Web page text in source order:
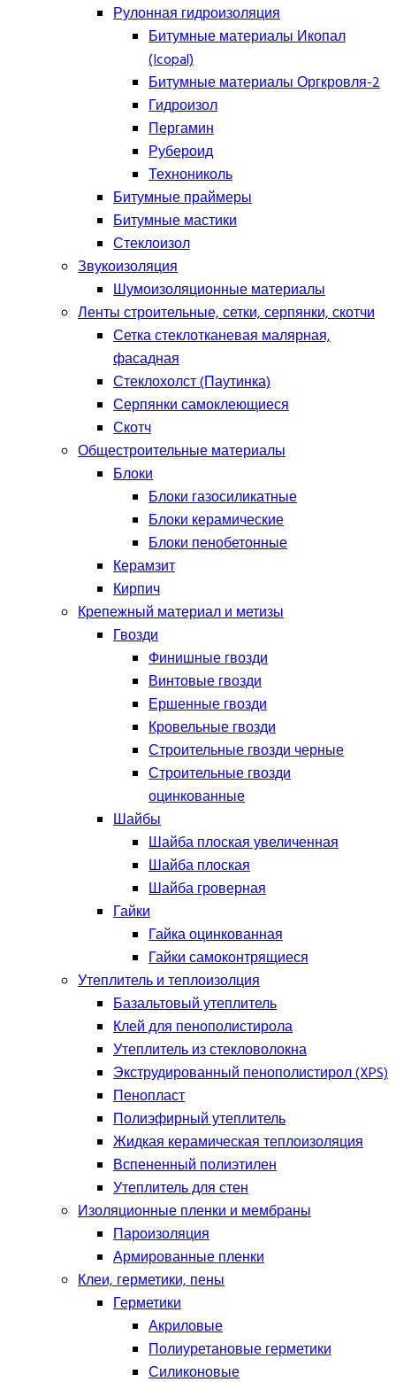
Рулонная гидроизоляция
Битумные материалы Икопал
(Icopal)
Битумные материалы Оргкровля-2
Гидроизол
Пергамин
Рубероид
Технониколь
Битумные праймеры
Битумные мастики
Стеклоизол
Звукоизоляция
Шумоизоляционные материалы
Ленты строительные, сетки, серпянки, скотчи
Сетка стеклотканевая малярная,
фасадная
Стеклохолст (Паутинка)
Серпянки самоклеющиеся
Скотч
Общестроительные материалы
Блоки
Блоки газосиликатные
Блоки керамические
Блоки пенобетонные
Керамзит
Кирпич
Крепежный материал и метизы
Гвозди
Финишные гвозди
Винтовые гвозди
Ершенные гвозди
Кровельные гвозди
Строительные гвозди черные
Строительные гвозди
оцинкованные
Шайбы
Шайба плоская увеличенная
Шайба плоская
Шайба гроверная
Гайки
Гайка оцинкованная
Гайки самоконтрящиеся
Утеплитель и теплоизолция
Базальтовый утеплитель
Клей для пенополистирола
Утеплитель из стекловолокна
Экструдированный пенополистирол (XPS)
Пенопласт
Полиэфирный утеплитель
Жидкая керамическая теплоизоляция
Вспененный полиэтилен
Утеплитель для стен
Изоляционные пленки и мембраны
Пароизоляция
Армированные пленки
Клеи, герметики, пены
Герметики
Акриловые
Полиуретановые герметики
Силиконовые